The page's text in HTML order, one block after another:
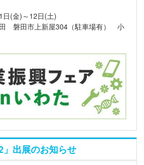
日(金)～12日(土)
磐田市上新屋304（駐車場有） 小
」出展のお知らせ